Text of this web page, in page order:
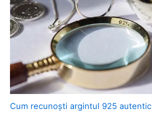
Cum recunoști argintul 925 autentic